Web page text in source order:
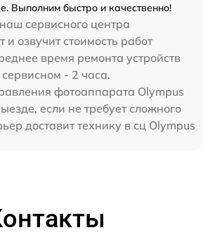
Выполним быстро и качественно!
сервисного центра
и озвучит стоимость работ
время ремонта устройств
- 2 часа.
фотоаппарата Olympus
если не требует сложного
доставит технику в сц Olympus